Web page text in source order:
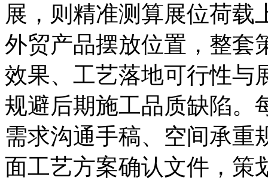
展，则精准测算展位荷载
外贸产品摆放位置，整套
效果、工艺落地可行性与
规避后期施工品质缺陷。
需求沟通手稿、空间承重
面工艺方案确认文件，策